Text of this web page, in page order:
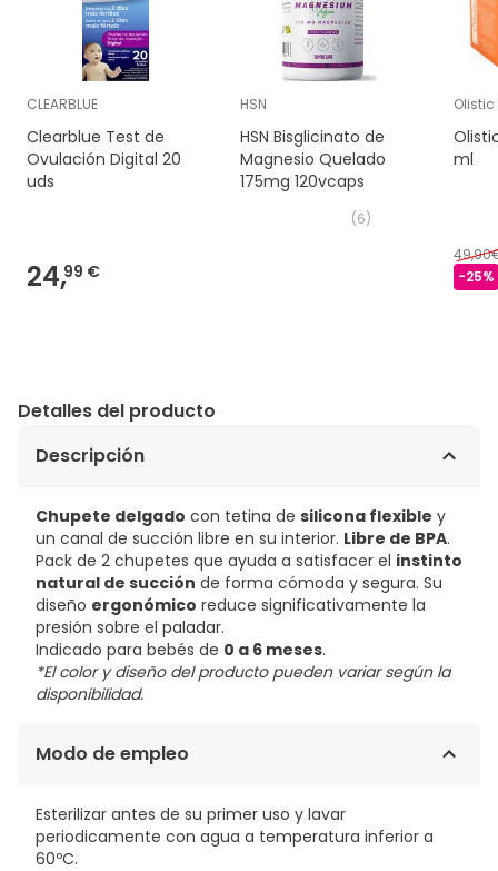
CLEARBLUE
Clearblue Test de
Ovulación Digital 20
uds
24,99 €
HSN
HSN Bisglicinato de
Magnesio Quelado
175mg 120vcaps
(6)
Olistic
ml
-25%
Detalles del producto
Descripción
Chupete delgado con tetina de silicona flexible y
un canal de succión libre en su interior. Libre de BPA.
Pack de 2 chupetes que ayuda a satisfacer el instinto
natural de succión de forma cómoda y segura. Su
diseño ergonómico reduce significativamente la
presión sobre el paladar.
Indicado para bebés de 0 a 6 meses.
*El color y diseño del producto pueden variar según la
disponibilidad.
Modo de empleo
Esterilizar antes de su primer uso y lavar
periodicamente con agua a temperatura inferior a
60ºC.